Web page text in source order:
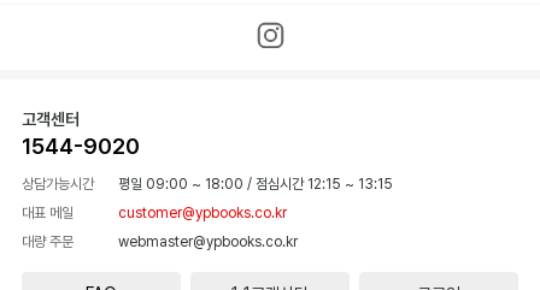
고객센터
1544-9020
상담가능시간 평일 09:00 ~ 18:00 / 점심시간 12:15 ~ 13:15
대표 메일
customer@ypbooks.co.kr
대량 주문
webmaster@ypbooks.co.kr